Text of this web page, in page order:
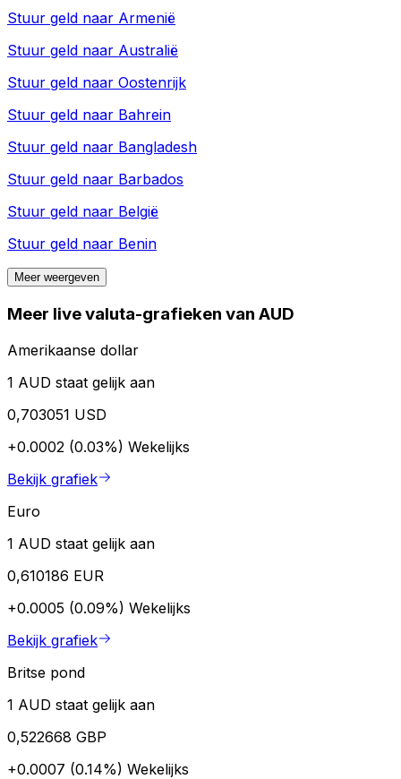
Stuur geld naar Armenië
Stuur geld naar Australië
Stuur geld naar Oostenrijk
Stuur geld naar Bahrein
Stuur geld naar Bangladesh
Stuur geld naar Barbados
Stuur geld naar België
Stuur geld naar Benin
Meer weergeven
Meer live valuta-grafieken van AUD
Amerikaanse dollar
1 AUD staat gelijk aan
0,703051 USD
+0.0002 (0.03%) Wekelijks
Bekijk grafiek
Euro
1 AUD staat gelijk aan
0,610186 EUR
+0.0005 (0.09%) Wekelijks
Bekijk grafiek
Britse pond
1 AUD staat gelijk aan
0,522668 GBP
+0.0007 (0.14%) Wekelijks